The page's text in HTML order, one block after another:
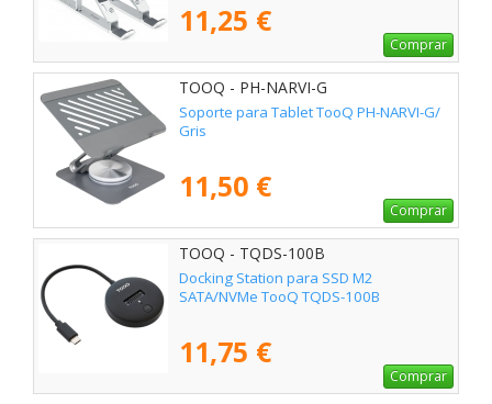
11,25 €
Comprar
TOOQ - PH-NARVI-G
Soporte para Tablet TooQ PH-NARVI-G/
Gris
11,50 €
Comprar
TOOQ - TQDS-100B
Docking Station para SSD M2
SATA/NVMe TooQ TQDS-100B
11,75 €
Comprar